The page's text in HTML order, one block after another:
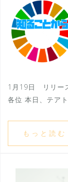
1月19日 リリー
各位 本日、テア
もっと読む